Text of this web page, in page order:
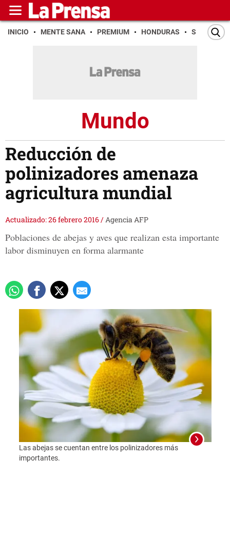
INICIO MENTE SANA PREMIUM HONDURAS SAN PEDRO
Mundo
Reducción de
polinizadores amenaza
agricultura mundial
Actualizado: 26 febrero 2016/Agencia AFP
Poblaciones de abejas y aves que realizan esta importante
labor disminuyen en forma alarmante
Las abejas se cuentan entre los polinizadores más
importantes.